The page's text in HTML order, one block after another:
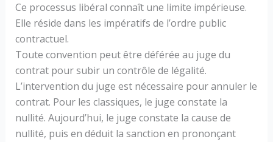
Ce processus libéral connaît une limite impérieuse.
Elle réside dans les impératifs de l’ordre public
contractuel.
Toute convention peut être déférée au juge du
contrat pour subir un contrôle de légalité.
L’intervention du juge est nécessaire pour annuler le
contrat. Pour les classiques, le juge constate la
nullité. Aujourd’hui, le juge constate la cause de
nullité, puis en déduit la sanction en prononçant